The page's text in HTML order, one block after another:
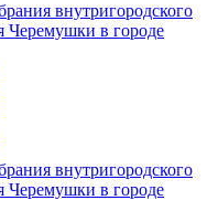
внутригородского
Черемушки в городе
внутригородского
Черемушки в городе